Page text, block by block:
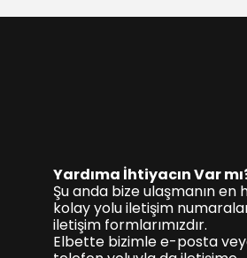
Yardıma İhtiyacın Var
Şu anda bize ulaşmanın en
kolay yolu iletişim
iletişim formlarımızdır.
Elbette bizimle e-posta